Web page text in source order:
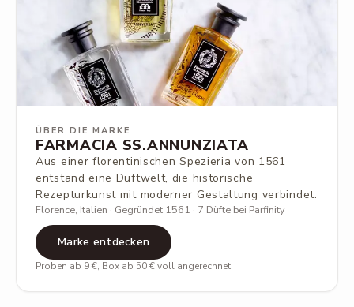
ÜBER DIE MARKE
FARMACIA SS.ANNUNZIATA
Aus einer florentinischen Spezieria von 1561
entstand eine Duftwelt, die historische
Rezepturkunst mit moderner Gestaltung verbindet.
Florence, Italien · Gegründet 1561 · 7 Düfte bei Parfinity
Marke entdecken
Proben ab 9 €, Box ab 50 € voll angerechnet